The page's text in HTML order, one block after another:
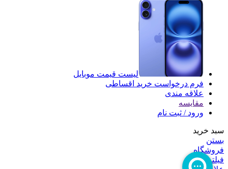
لیست قیمت موبایل
فرم درخواست خرید اقساطی
علاقه مندی
مقایسه
ورود / ثبت نام
سبد خرید
بستن
فروشگاه
فیلترها